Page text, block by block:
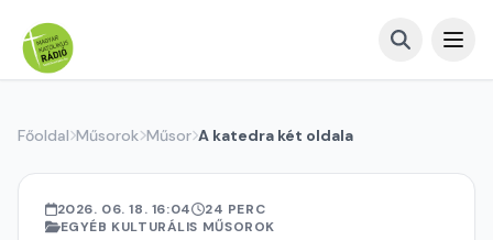
Főoldal Műsorok Műsor A katedra két oldala
2026. 06. 18. 16:04
24 PERC
EGYÉB KULTURÁLIS MŰSOROK